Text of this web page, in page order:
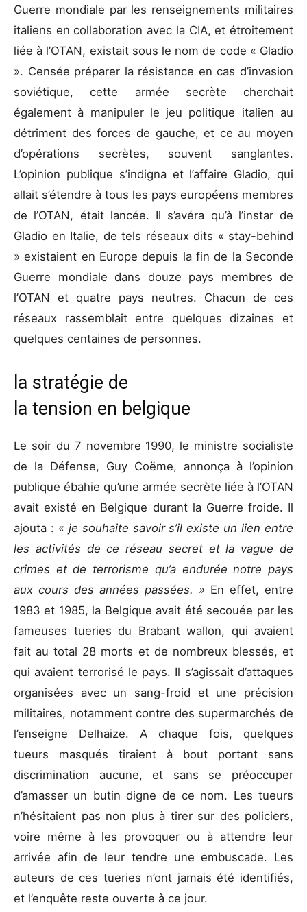
Guerre mondiale par les renseignements militaires
italiens en collaboration avec la CIA, et étroitement
liée à l’OTAN, existait sous le nom de code « Gladio
». Censée préparer la résistance en cas d’invasion
soviétique, cette armée secrète cherchait
également à manipuler le jeu politique italien au
détriment des forces de gauche, et ce au moyen
d’opérations secrètes, souvent sanglantes.
L’opinion publique s’indigna et l’affaire Gladio, qui
allait s’étendre à tous les pays européens membres
de l’OTAN, était lancée. Il s’avéra qu’à l’instar de
Gladio en Italie, de tels réseaux dits « stay-behind
» existaient en Europe depuis la fin de la Seconde
Guerre mondiale dans douze pays membres de
l’OTAN et quatre pays neutres. Chacun de ces
réseaux rassemblait entre quelques dizaines et
quelques centaines de personnes.
la stratégie de
la tension en belgique
Le soir du 7 novembre 1990, le ministre socialiste
de la Défense, Guy Coëme, annonça à l’opinion
publique ébahie qu’une armée secrète liée à l’OTAN
avait existé en Belgique durant la Guerre froide. Il
ajouta : « je souhaite savoir s’il existe un lien entre
les activités de ce réseau secret et la vague de
crimes et de terrorisme qu’a endurée notre pays
aux cours des années passées. » En effet, entre
1983 et 1985, la Belgique avait été secouée par les
fameuses tueries du Brabant wallon, qui avaient
fait au total 28 morts et de nombreux blessés, et
qui avaient terrorisé le pays. Il s’agissait d’attaques
organisées avec un sang-froid et une précision
militaires, notamment contre des supermarchés de
l’enseigne Delhaize. A chaque fois, quelques
tueurs masqués tiraient à bout portant sans
discrimination aucune, et sans se préoccuper
d’amasser un butin digne de ce nom. Les tueurs
n’hésitaient pas non plus à tirer sur des policiers,
voire même à les provoquer ou à attendre leur
arrivée afin de leur tendre une embuscade. Les
auteurs de ces tueries n’ont jamais été identifiés,
et l’enquête reste ouverte à ce jour.